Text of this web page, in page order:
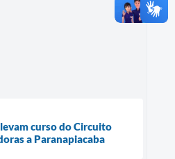
curso do Circuito
a Paranapiacaba